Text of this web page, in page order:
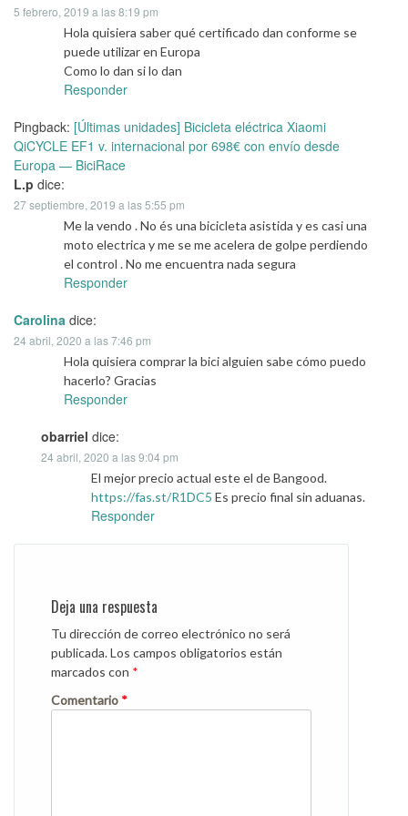
5 febrero, 2019 a las 8:19 pm
Hola quisiera saber qué certificado dan conforme se
puede utilizar en Europa
Como lo dan si lo dan
Responder
Pingback: [Últimas unidades] Bicicleta eléctrica Xiaomi
QiCYCLE EF1 v. internacional por 698€ con envío desde
Europa — BiciRace
L.p dice:
27 septiembre, 2019 a las 5:55 pm
Me la vendo . No és una bicicleta asistida y es casi una
moto electrica y me se me acelera de golpe perdiendo
el control . No me encuentra nada segura
Responder
Carolina dice:
24 abril, 2020 a las 7:46 pm
Hola quisiera comprar la bici alguien sabe cómo puedo
hacerlo? Gracias
Responder
obarriel dice:
24 abril, 2020 a las 9:04 pm
El mejor precio actual este el de Bangood.
https://fas.st/R1DC5 Es precio final sin aduanas.
Responder
Deja una respuesta
Tu dirección de correo electrónico no será
publicada.Los campos obligatorios están
marcados con *
Comentario *